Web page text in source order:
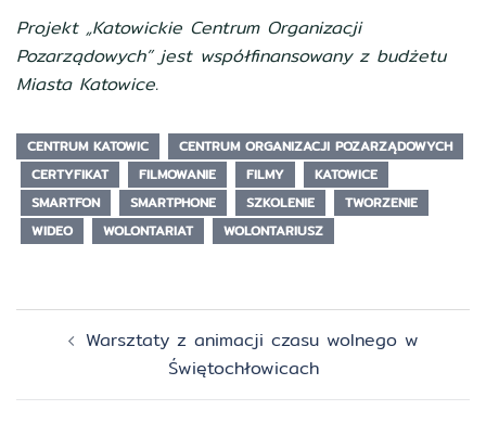
Projekt „Katowickie Centrum Organizacji
Pozarządowych” jest współfinansowany z budżetu
Miasta Katowice.
CENTRUM KATOWIC
CENTRUM ORGANIZACJI POZARZĄDOWYCH
CERTYFIKAT
FILMOWANIE FILMY
KATOWICE
SMARTFON
SMARTPHONE SZKOLENIE
TWORZENIE
WIDEO
WOLONTARIAT WOLONTARIUSZ
Zobacz
wpisy Warsztaty z animacji czasu wolnego w
Świętochłowicach